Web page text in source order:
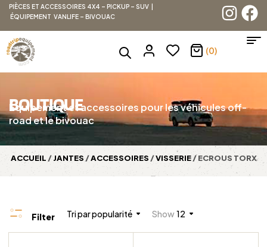
PIÈCES ET ACCESSOIRES 4X4 – PICKUP – SUV |
ÉQUIPEMENT VANLIFE – BIVOUAC
(0)
BOUTIQUE
Équipement et accessoires pour les véhicules off-
road et le bivouac
ACCUEIL /JANTES /ACCESSOIRES /VISSERIE/ ECROUS TORX
Filter Tri par popularité Show12